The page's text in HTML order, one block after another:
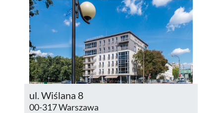
ul. Wiślana 8
00-317 Warszawa